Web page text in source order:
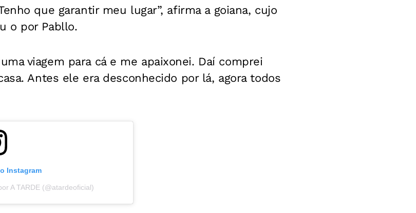
que garantir meu lugar”, afirma a goiana, cujo
o por Pabllo.
viagem para cá e me apaixonei. Daí comprei
Antes ele era desconhecido por lá, agora todos
Instagram
A TARDE (@atardeoficial)